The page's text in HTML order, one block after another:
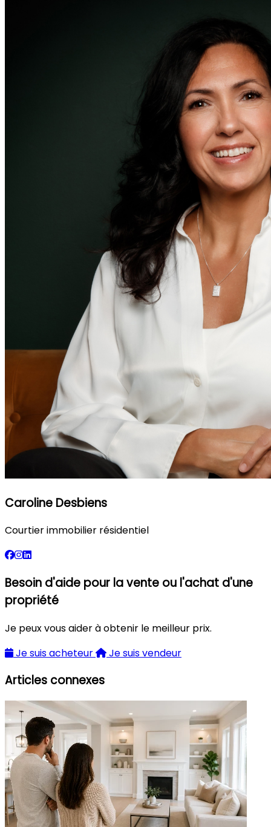
Caroline Desbiens
Courtier immobilier résidentiel
Besoin d'aide pour la vente ou l'achat d'une
propriété
Je peux vous aider à obtenir le meilleur prix.
Je suis acheteur
Je suis vendeur
Articles connexes